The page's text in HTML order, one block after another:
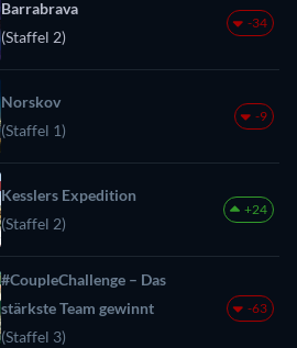
Barrabrava
(Staffel 2)
-34
Norskov
(Staffel 1)
-9
Kesslers Expedition
(Staffel 2)
+24
#CoupleChallenge – Das
stärkste Team gewinnt
(Staffel 3)
-63